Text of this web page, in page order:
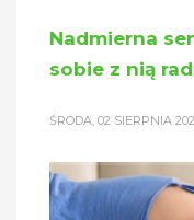
Nadmierna
sobie z nią
ŚRODA, 02 SIERPNIA